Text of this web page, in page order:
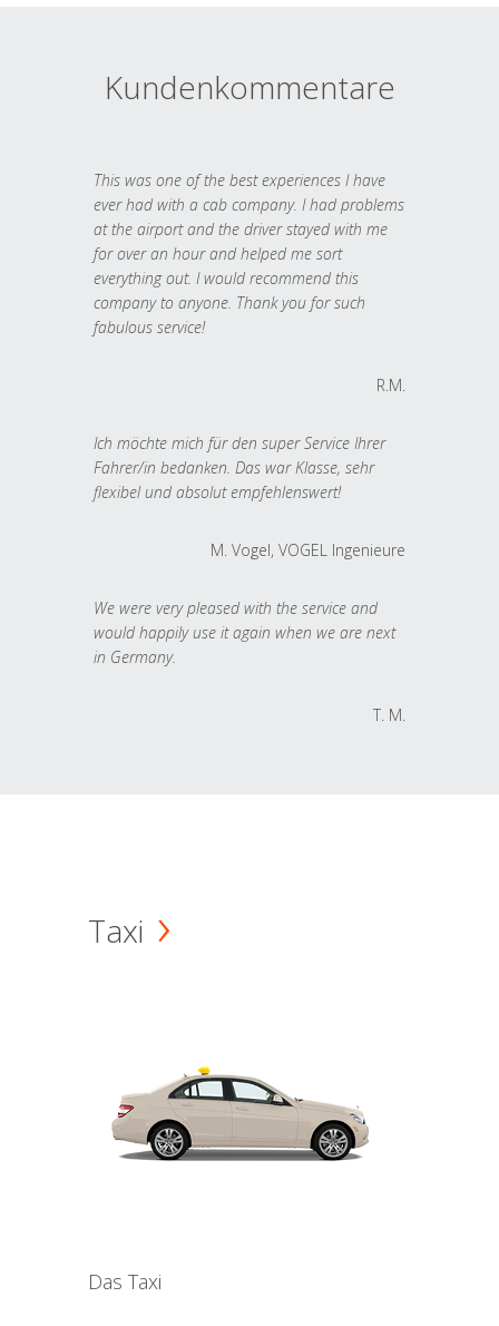
Kundenkommentare
This was one of the best experiences I have
ever had with a cab company. I had problems
at the airport and the driver stayed with me
for over an hour and helped me sort
everything out. I would recommend this
company to anyone. Thank you for such
fabulous service!
R.M.
Ich möchte mich für den super Service Ihrer
Fahrer/in bedanken. Das war Klasse, sehr
flexibel und absolut empfehlenswert!
M. Vogel, VOGEL Ingenieure
We were very pleased with the service and
would happily use it again when we are next
in Germany.
T. M.
Taxi
Das Taxi